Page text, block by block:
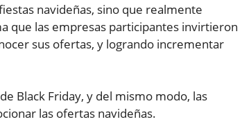
navideñas, sino que realmente
que las empresas participantes invirtieron
sus ofertas, y logrando incrementar
Black Friday, y del mismo modo, las
las ofertas navideñas.